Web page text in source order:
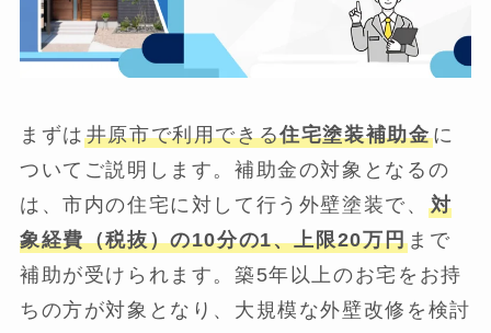
まずは 井原市で利用できる住宅塗装補助金に
ついてご説明します。補助金の対象となるの
は、市内の住宅に対して行う外壁塗装で、 対
象経費（税抜）の10分の1、上限20万円 まで
補助が受けられます。築5年以上のお宅をお持
ちの方が対象となり、大規模な外壁改修を検討